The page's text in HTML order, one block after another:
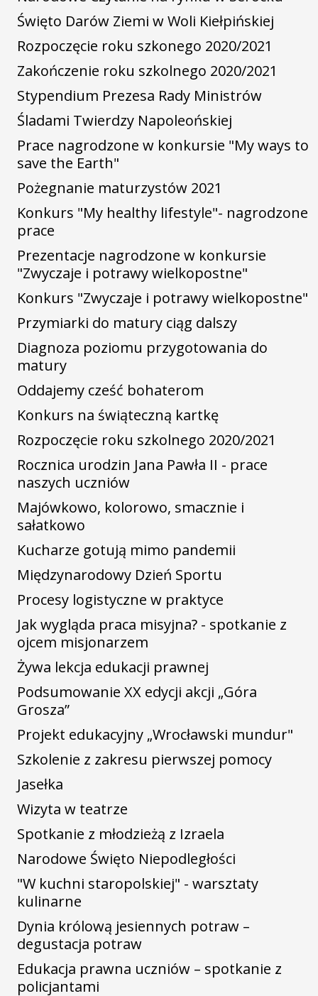
Święto Darów Ziemi w Woli Kiełpińskiej
Rozpoczęcie roku szkonego 2020/2021
Zakończenie roku szkolnego 2020/2021
Stypendium Prezesa Rady Ministrów
Śladami Twierdzy Napoleońskiej
Prace nagrodzone w konkursie "My ways to
save the Earth"
Pożegnanie maturzystów 2021
Konkurs "My healthy lifestyle"- nagrodzone
prace
Prezentacje nagrodzone w konkursie
"Zwyczaje i potrawy wielkopostne"
Konkurs "Zwyczaje i potrawy wielkopostne"
Przymiarki do matury ciąg dalszy
Diagnoza poziomu przygotowania do
matury
Oddajemy cześć bohaterom
Konkurs na świąteczną kartkę
Rozpoczęcie roku szkolnego 2020/2021
Rocznica urodzin Jana Pawła II - prace
naszych uczniów
Majówkowo, kolorowo, smacznie i
sałatkowo
Kucharze gotują mimo pandemii
Międzynarodowy Dzień Sportu
Procesy logistyczne w praktyce
Jak wygląda praca misyjna? - spotkanie z
ojcem misjonarzem
Żywa lekcja edukacji prawnej
Podsumowanie XX edycji akcji „Góra
Grosza”
Projekt edukacyjny „Wrocławski mundur"
Szkolenie z zakresu pierwszej pomocy
Jasełka
Wizyta w teatrze
Spotkanie z młodzieżą z Izraela
Narodowe Święto Niepodległości
"W kuchni staropolskiej" - warsztaty
kulinarne
Dynia królową jesiennych potraw –
degustacja potraw
Edukacja prawna uczniów – spotkanie z
policjantami